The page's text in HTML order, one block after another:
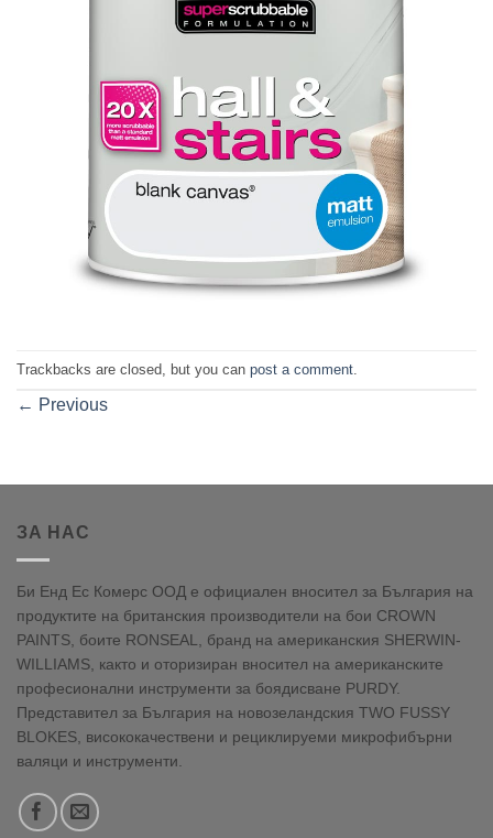
Trackbacks are closed, but you can post a comment
← Previous
ЗА НАС
Би Енд Ес Комерс ООД е официален вносител за България на
продуктите на британския производители на бои CROWN
PAINTS, боите RONSEAL, бранд на американския SHERWIN-
WILLIAMS, както и оторизиран вносител на американските
професионални инструменти за боядисване PURDY.
Представител за България на новозеландския TWO FUSSY
BLOKES, висококачествени и рециклируеми микрофибърни
валяци и инструменти.